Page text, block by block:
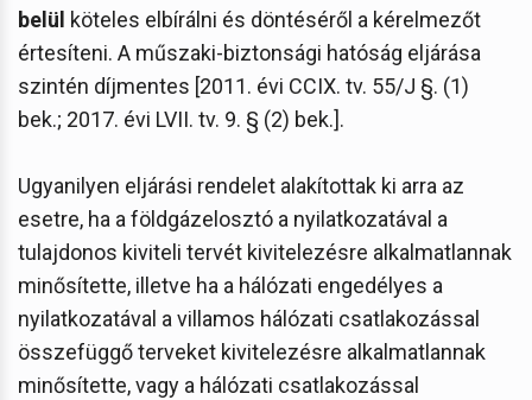
belül köteles elbírálni és döntéséről a kérelmezőt
értesíteni. A műszaki-biztonsági hatóság eljárása
szintén díjmentes [2011. évi CCIX. tv. 55/J §. (1)
bek.; 2017. évi LVII. tv. 9. § (2) bek.].
Ugyanilyen eljárási rendelet alakítottak ki arra az
esetre, ha a földgázelosztó a nyilatkozatával a
tulajdonos kiviteli tervét kivitelezésre alkalmatlannak
minősítette, illetve ha a hálózati engedélyes a
nyilatkozatával a villamos hálózati csatlakozással
összefüggő terveket kivitelezésre alkalmatlannak
minősítette, vagy a hálózati csatlakozással